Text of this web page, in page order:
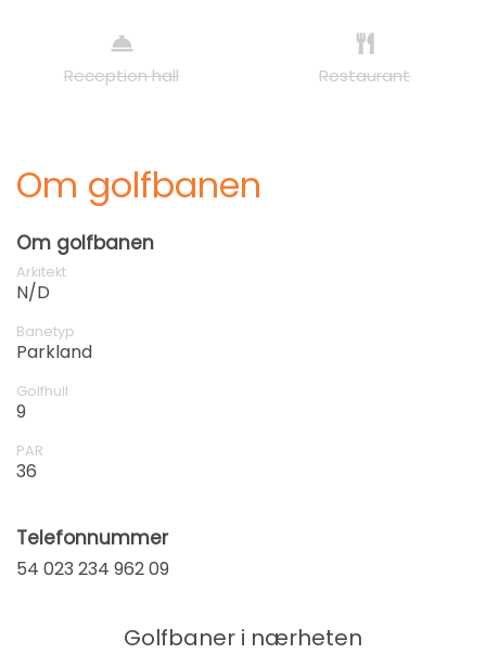
Reception hall Restaurant
Om golfbanen
Om golfbanen
Arkitekt
N/D
Banetyp
Parkland
Golfhull
9
PAR
36
Telefonnummer
54 023 234 962 09
Golfbaner i nærheten